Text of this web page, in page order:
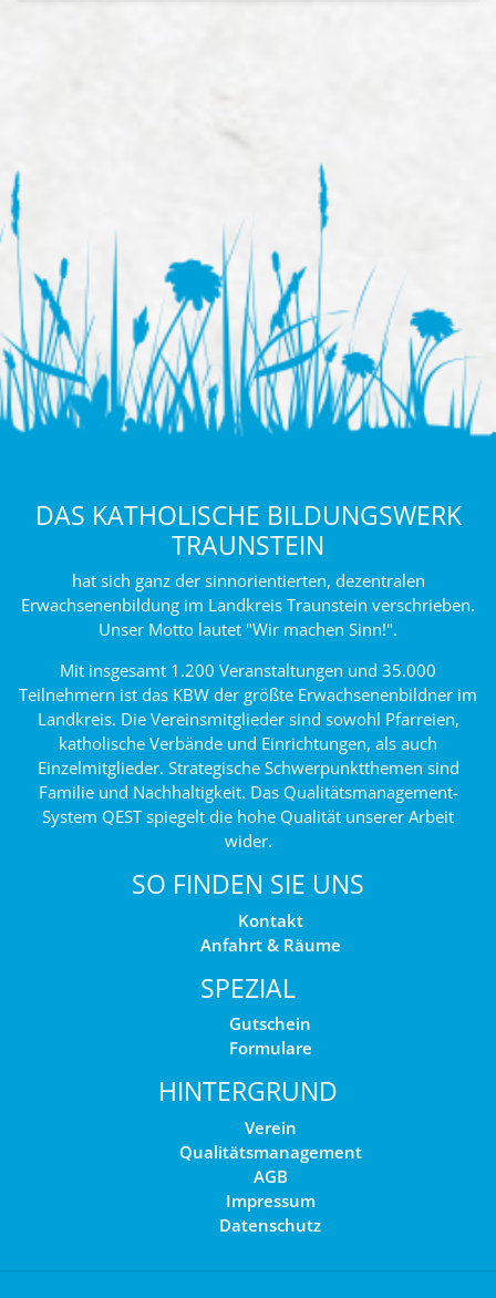
DAS KATHOLISCHE BILDUNGSWERK
TRAUNSTEIN
hat sich ganz der sinnorientierten, dezentralen
Erwachsenenbildung im Landkreis Traunstein verschrieben.
Unser Motto lautet "Wir machen Sinn!".
Mit insgesamt 1.200 Veranstaltungen und 35.000
Teilnehmern ist das KBW der größte Erwachsenenbildner im
Landkreis. Die Vereinsmitglieder sind sowohl Pfarreien,
katholische Verbände und Einrichtungen, als auch
Einzelmitglieder. Strategische Schwerpunktthemen sind
Familie und Nachhaltigkeit. Das Qualitätsmanagement-
System QEST spiegelt die hohe Qualität unserer Arbeit
wider.
SO FINDEN SIE UNS
Kontakt
Anfahrt & Räume
SPEZIAL
Gutschein
Formulare
HINTERGRUND
Verein
Qualitätsmanagement
AGB
Impressum
Datenschutz